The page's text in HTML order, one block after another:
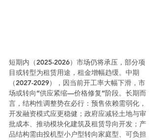
短期内（2025-2026）市场仍将承压，部分项
目或转型为租赁用途，租金增幅趋缓。中期
（2027-2029），因当前开工率大幅下滑，市
场或转向“供应紧缩—价格修复”阶段。长期而
言，结构性调整势在必行：预售依赖需弱化，
开发融资模式应更稳健；政府应减轻土地与审
批成本、推动模块化建筑及租赁导向开发；产
品结构需由投机型小户型转向家庭型、可负担